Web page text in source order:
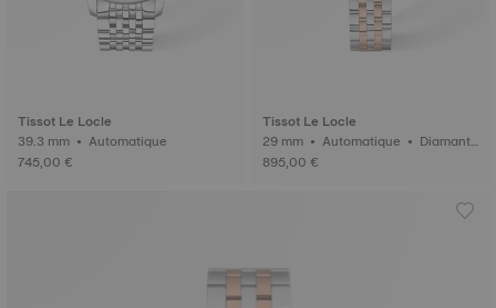
Tissot Le Locle
39.3 mm • Automatique
745,00 €
Tissot Le Locle
29 mm • Automatique • Diamant
s
895,00 €